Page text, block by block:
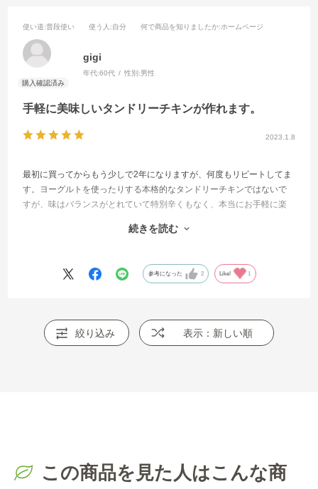
2023.1.8
手軽に美味しいタンドリーチキンが作れます。
使い道:普段使い 使う人 :自分 何で商品を知りましたか:ホームページ
gigi
年代:60代 性別:男性
最初に買ってからもう少しで2年になりますが、何度もリピートしてま
す。ヨーグルトを使ったりする本格的なタンドリーチキンではないで
すが、味はバランスがとれていて特別辛くもなく、本当にお手軽に楽
材料はもも肉とかでなく、手羽元（または手羽中）をポリ袋に入れた
ませた袋を適当に振り回しまんべんなく付くようにして冷蔵庫で休ま
せた後、調理するだけで美味しくいだけます。
続きを読む
参考になった 2 Like! 1
絞り込み 表示：新しい順
この商品を見た人はこんな商